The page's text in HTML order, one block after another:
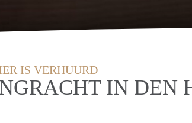
IS VERHUURD
IN DEN